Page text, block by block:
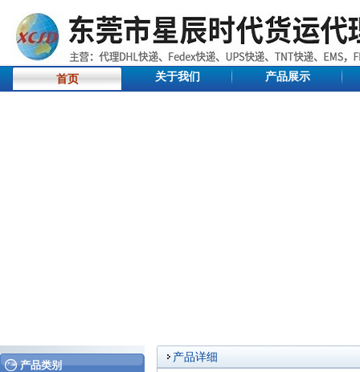
首页 关于我们 产品展示
产品类别
产品详细